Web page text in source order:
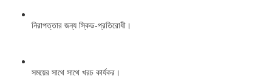
নিরাপত্তার জন্য স্কিড-প্রতিরোধী।
সময়ের সাথে সাথে খরচ কার্যকর।